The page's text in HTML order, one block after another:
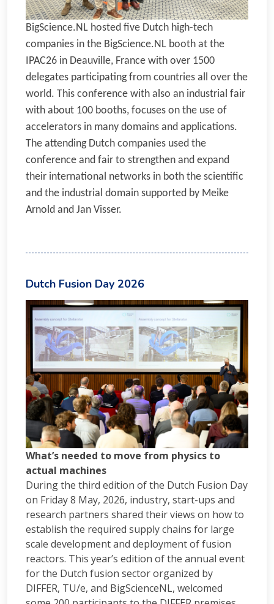
BigScience.NL hosted five Dutch high-tech
companies in the BigScience.NL booth at the
IPAC26 in Deauville, France with over 1500
delegates participating from countries all over the
world. This conference with also an industrial fair
with about 100 booths, focuses on the use of
accelerators in many domains and applications.
The attending Dutch companies used the
conference and fair to strengthen and expand
their international networks in both the scientific
and the industrial domain supported by Meike
Arnold and Jan Visser.
Dutch Fusion Day 2026
What’s needed to move from physics to
actual machines
During the third edition of the Dutch Fusion Day
on Friday 8 May, 2026, industry, start-ups and
research partners shared their views on how to
establish the required supply chains for large
scale development and deployment of fusion
reactors. This year’s edition of the annual event
for the Dutch fusion sector organized by
DIFFER, TU/e, and BigScienceNL, welcomed